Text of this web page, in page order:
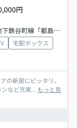
円
鉄谷町線「都島」駅 徒歩12分
宅配ボックス
の新居にピッタリ。
など充実... もっと見